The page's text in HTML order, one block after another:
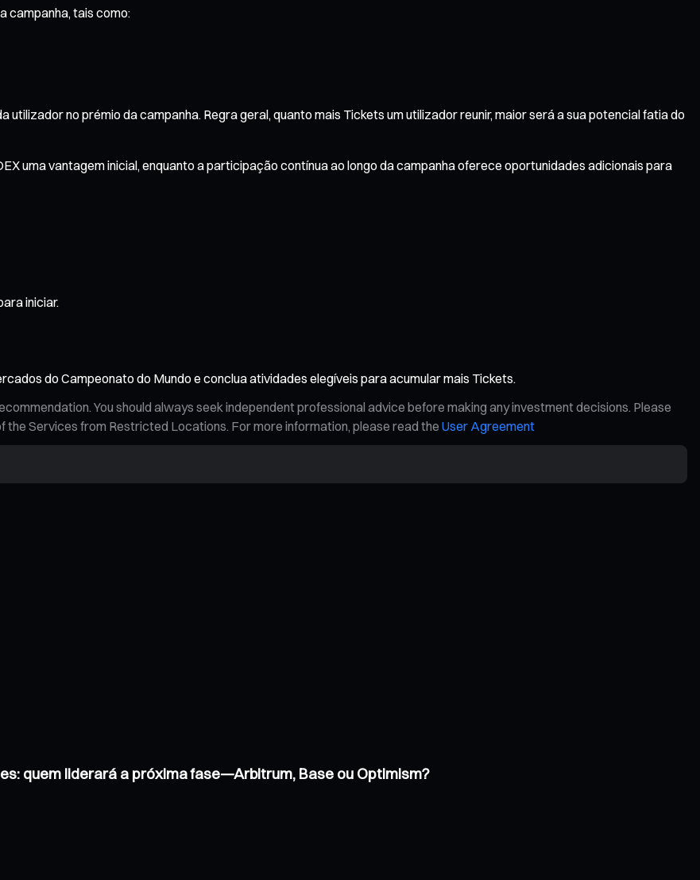
campanha, tais como:
no prémio da campanha. Regra geral, quanto mais Tickets um utilizador reunir, maior será a sua potencial fatia do
uma vantagem inicial, enquanto a participação contínua ao longo da campanha oferece oportunidades adicionais para
iniciar.
do Campeonato do Mundo e conclua atividades elegíveis para acumular mais Tickets.
You should always seek independent professional advice before making any investment decisions. Please
Services from Restricted Locations. For more information, please read the User Agreement
quem liderará a próxima fase—Arbitrum, Base ou Optimism?